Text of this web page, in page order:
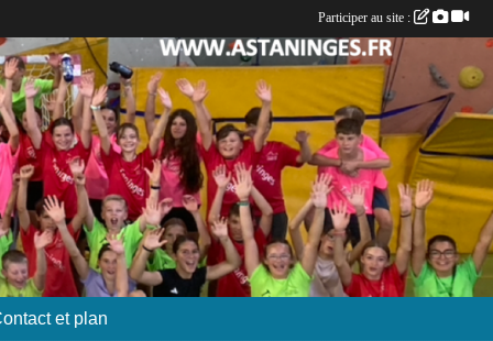
et plan
Participer au site :